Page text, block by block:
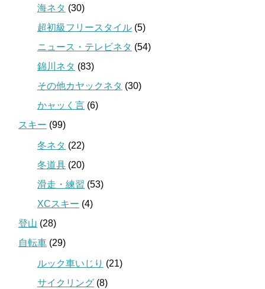
海ネタ (30)
超初級フリースタイル (5)
ニュース・テレビネタ (54)
錦川ネタ (83)
その他カヤックネタ (30)
かャッく言 (6)
スキー (99)
冬ネタ (22)
冬道具 (20)
滑走・練習 (53)
XCスキー (4)
登山 (28)
自転車 (29)
ルック車いじり (21)
サイクリング (8)